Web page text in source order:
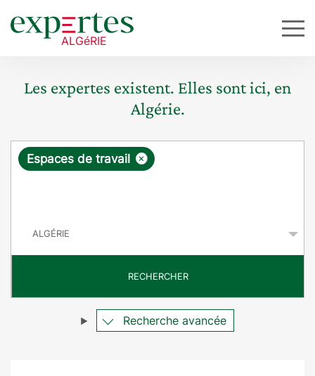
Les expertes existent. Elles sont ici, en
Algérie.
R
ê
e
×
Espaces de travail
RECHERCHER
Recherche avancée